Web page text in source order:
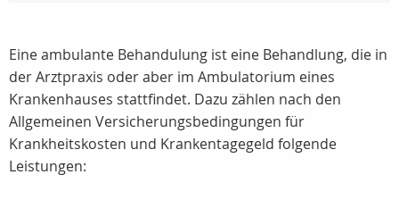
Eine ambulante Behandulung ist eine Behandlung, die in
der Arztpraxis oder aber im Ambulatorium eines
Krankenhauses stattfindet. Dazu zählen nach den
Allgemeinen Versicherungsbedingungen für
Krankheitskosten und Krankentagegeld folgende
Leistungen: